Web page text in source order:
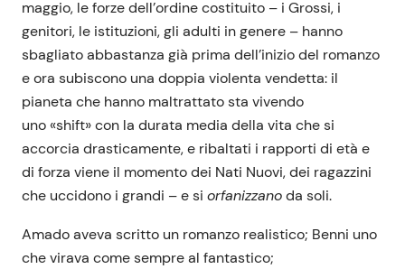
maggio, le forze dell’ordine costituito – i Grossi, i
genitori, le istituzioni, gli adulti in genere – hanno
sbagliato abbastanza già prima dell’inizio del romanzo
e ora subiscono una doppia violenta vendetta: il
pianeta che hanno maltrattato sta vivendo
uno «shift» con la durata media della vita che si
accorcia drasticamente, e ribaltati i rapporti di età e
di forza viene il momento dei Nati Nuovi, dei ragazzini
che uccidono i grandi – e si orfanizzanoda soli.
Amado aveva scritto un romanzo realistico; Benni uno
che virava come sempre al fantastico;